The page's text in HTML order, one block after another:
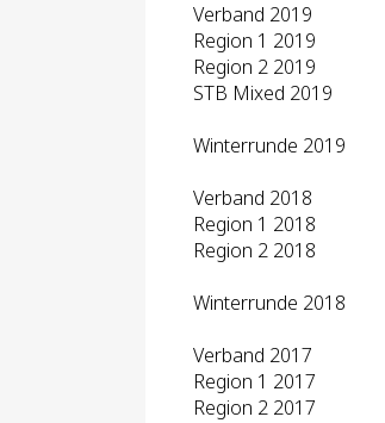
Verband 2019
Region 1 2019
Region 2 2019
STB Mixed 2019
Winterrunde 2019
Verband 2018
Region 1 2018
Region 2 2018
Winterrunde 2018
Verband 2017
Region 1 2017
Region 2 2017